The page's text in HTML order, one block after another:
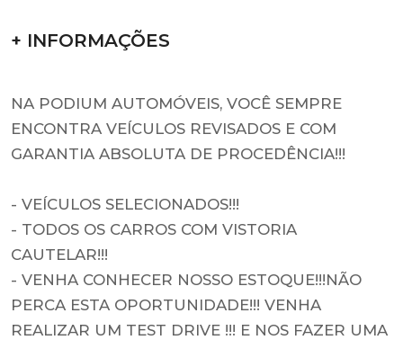
+ INFORMAÇÕES
NA PODIUM AUTOMÓVEIS, VOCÊ SEMPRE
ENCONTRA VEÍCULOS REVISADOS E COM
GARANTIA ABSOLUTA DE PROCEDÊNCIA!!!
- VEÍCULOS SELECIONADOS!!!
- TODOS OS CARROS COM VISTORIA
CAUTELAR!!!
- VENHA CONHECER NOSSO ESTOQUE!!!NÃO
PERCA ESTA OPORTUNIDADE!!! VENHA
REALIZAR UM TEST DRIVE !!! E NOS FAZER UMA